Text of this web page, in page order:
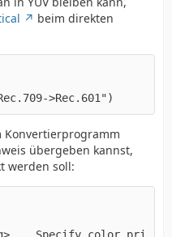
beim direkten
>Rec.601")
Konvertierprogramm
übergeben kannst,
werden soll: